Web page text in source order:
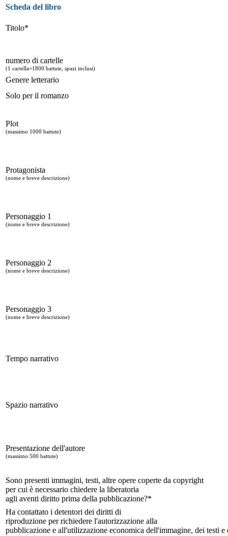
Scheda del libro
Titolo*
numero di cartelle
(1 cartella=1800 battute, spazi inclusi)
Genere letterario
Solo per il romanzo
Plot
(massimo 1000 battute)
Protagonista
(nome e breve descrizione)
Personaggio 1
(nome e breve descrizione)
Personaggio 2
(nome e breve descrizione)
Personaggio 3
(nome e breve descrizione)
Tempo narrativo
Spazio narrativo
Presentazione dell'autore
(massimo 500 battute)
Sono presenti immagini, testi, altre opere coperte da copyright
per cui è necessario chiedere la liberatoria
agli aventi diritto prima della pubblicazione?*
Ha contattato i detentori dei diritti di
riproduzione per richiedere l'autorizzazione alla
pubblicazione e all'utilizzazione economica dell'immagine, dei testi e